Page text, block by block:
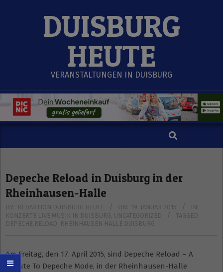
DUISBURG
HEUTE
VERANSTALTUNGEN IN DUISBURG
Search
Depeche Reload in Duisburg in der
Rheinhausen-Halle
BY: REDAKTION DUISBURG HEUTE ON: 19. JANUAR 2015
IN:
KONZERTE LIVE MUSIK IN DUISBURG UNCATEGORIZED
TAGGED:
DEPECHE RELOAD RHEINHAUSEN HALLE DUISBURG
Am Freitag, den 17. April 2015, sind Depeche Reload – A
Tribute To Depeche Mode, in der Rheinhausen-Halle